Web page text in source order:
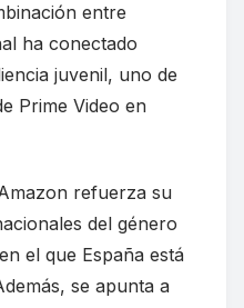
entre
ha conectado
juvenil, uno de
Prime Video en
refuerza su
del género
el que España está
se apunta a